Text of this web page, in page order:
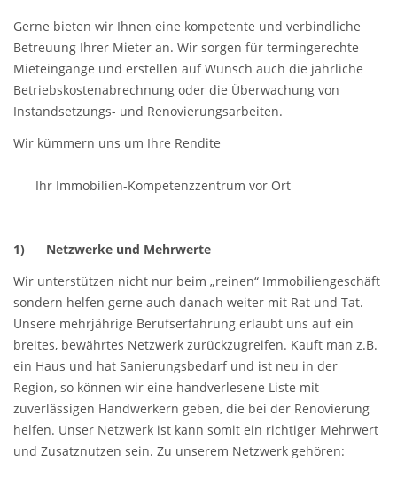
Gerne bieten wir Ihnen eine kompetente und verbindliche
Betreuung Ihrer Mieter an. Wir sorgen für termingerechte
Mieteingänge und erstellen auf Wunsch auch die jährliche
Betriebskostenabrechnung oder die Überwachung von
Instandsetzungs- und Renovierungsarbeiten.
Wir kümmern uns um Ihre Rendite
Ihr Immobilien-Kompetenzzentrum vor Ort
1) Netzwerke und Mehrwerte
Wir unterstützen nicht nur beim „reinen“ Immobiliengeschäft
sondern helfen gerne auch danach weiter mit Rat und Tat.
Unsere mehrjährige Berufserfahrung erlaubt uns auf ein
breites, bewährtes Netzwerk zurückzugreifen. Kauft man z.B.
ein Haus und hat Sanierungsbedarf und ist neu in der
Region, so können wir eine handverlesene Liste mit
zuverlässigen Handwerkern geben, die bei der Renovierung
helfen. Unser Netzwerk ist kann somit ein richtiger Mehrwert
und Zusatznutzen sein. Zu unserem Netzwerk gehören: